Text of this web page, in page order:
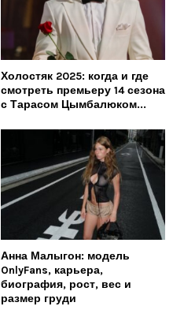
Холостяк 2025: когда и где
смотреть премьеру 14 сезона
с Тарасом Цымбалюком...
Анна Малыгон: модель
OnlyFans, карьера,
биография, рост, вес и
размер груди